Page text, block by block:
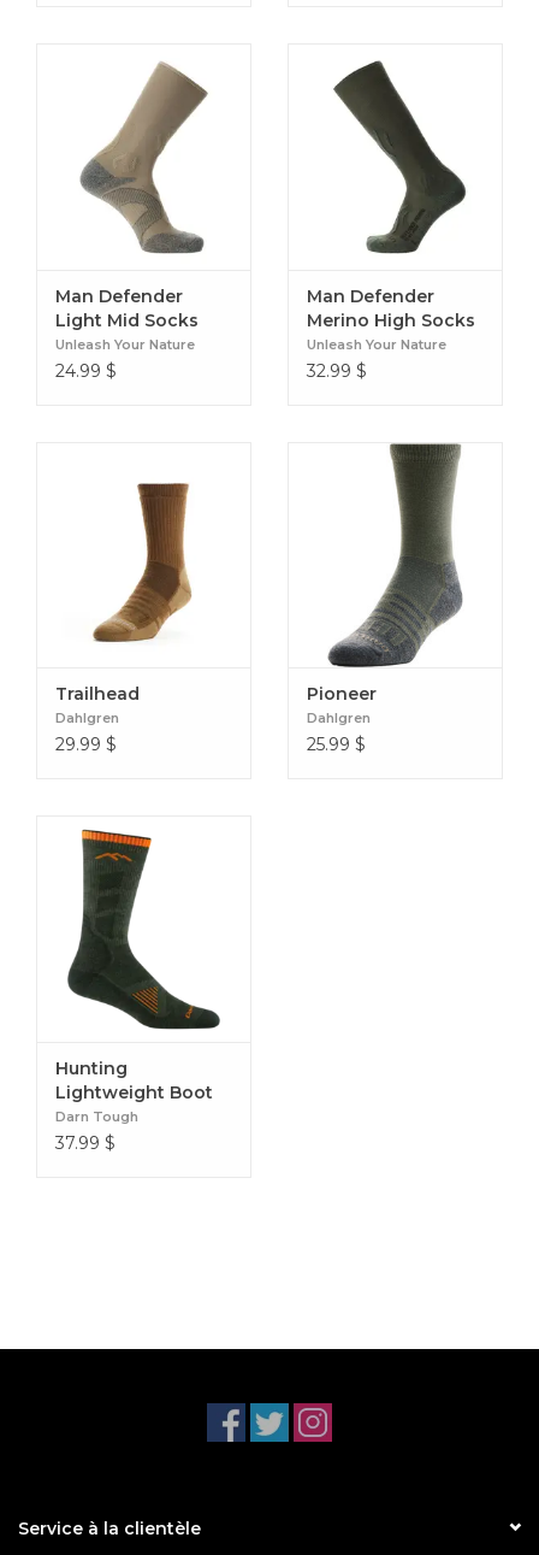
Man Defender
Light Mid Socks
Unleash Your Nature
24.99 $
Man Defender
Merino High Socks
Unleash Your Nature
32.99 $
Trailhead
Dahlgren
29.99 $
Pioneer
Dahlgren
25.99 $
Hunting
Lightweight Boot
Sock
Darn Tough
37.99 $
Service à la clientèle